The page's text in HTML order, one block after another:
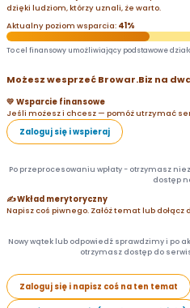
dzięki ludziom, którzy uznali, że warto.
Aktualny poziom wsparcia: 41%
To cel finansowy umożliwiający podstawowe
Możesz wesprzeć Browar.Biz na
💛 Wsparcie finansowe
Jeśli możesz i chcesz — pomóż utrzymać
Zaloguj się i wspieraj
Po przeprocesowaniu wpłaty - otrzymasz
dostęp
✍️ Wkład merytoryczny
Napisz coś piwnego. Załóż temat lub dołącz
Nowy wątek lub odpowiedź sprawdzimy i po
otrzymasz dostęp do
Zaloguj się i napisz coś na ten temat